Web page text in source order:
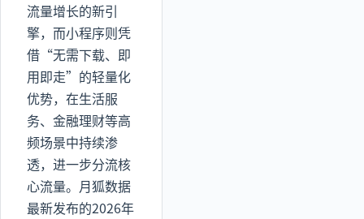
流量增长的新引
擎，而小程序则凭
借“无需下载、即
用即走”的轻量化
优势，在生活服
务、金融理财等高
频场景中持续渗
透，进一步分流核
心流量。月狐数据
最新发布的2026年